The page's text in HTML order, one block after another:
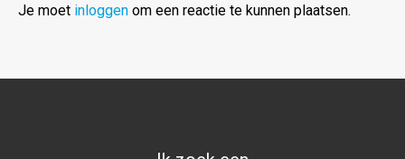
Je moet inloggen om een reactie te kunnen plaatsen.